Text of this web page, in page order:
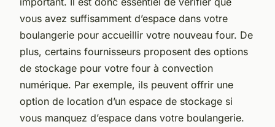
vous avez suffisamment d’espace dans votre
boulangerie pour accueillir votre nouveau four. De
plus, certains fournisseurs proposent des options
de stockage pour votre four à convection
numérique. Par exemple, ils peuvent offrir une
option de location d’un espace de stockage si
vous manquez d’espace dans votre boulangerie.